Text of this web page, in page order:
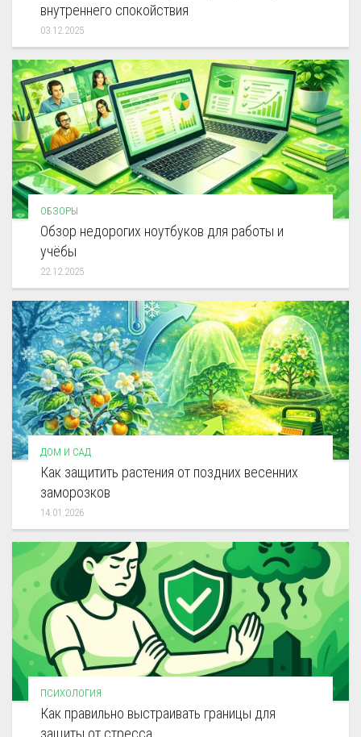
внутреннего спокойствия
03.12.2025
ОБЗОРЫ
Обзор недорогих ноутбуков для работы и
учёбы
22.12.2025
ДОМ И САД
Как защитить растения от поздних весенних
заморозков
14.01.2026
ПСИХОЛОГИЯ
Как правильно выстраивать границы для
защиты от стресса